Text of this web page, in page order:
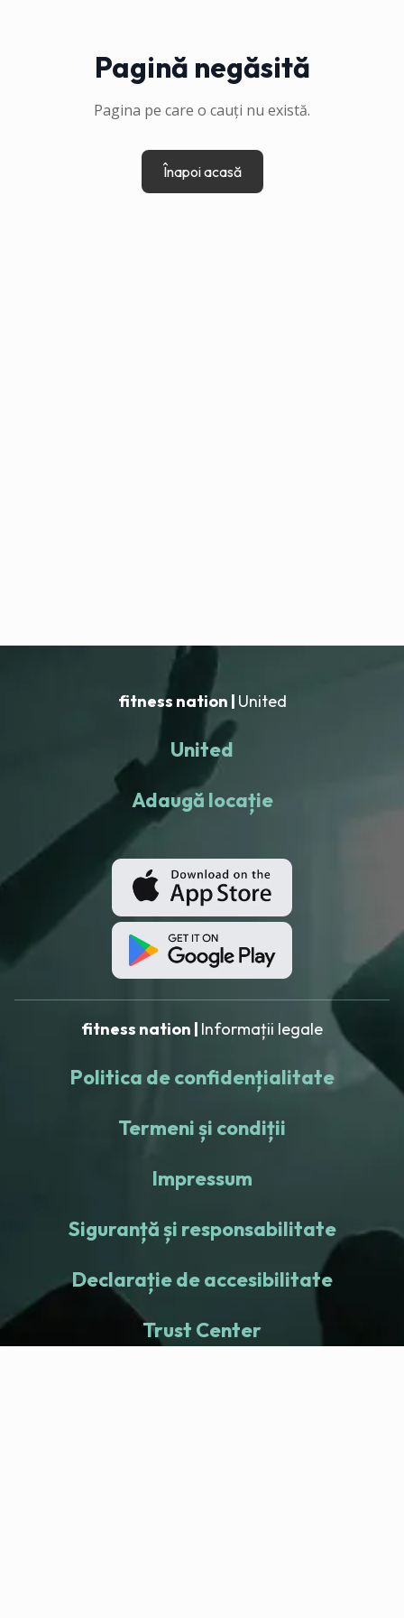
Pagină negăsită
Pagina pe care o cauți nu există.
Înapoi acasă
fitness nation | United
United
Adaugă locație
fitness nation | Informații legale
Politica de confidențialitate
Termeni și condiții
Impressum
Siguranță și responsabilitate
Declarație de accesibilitate
Trust Center